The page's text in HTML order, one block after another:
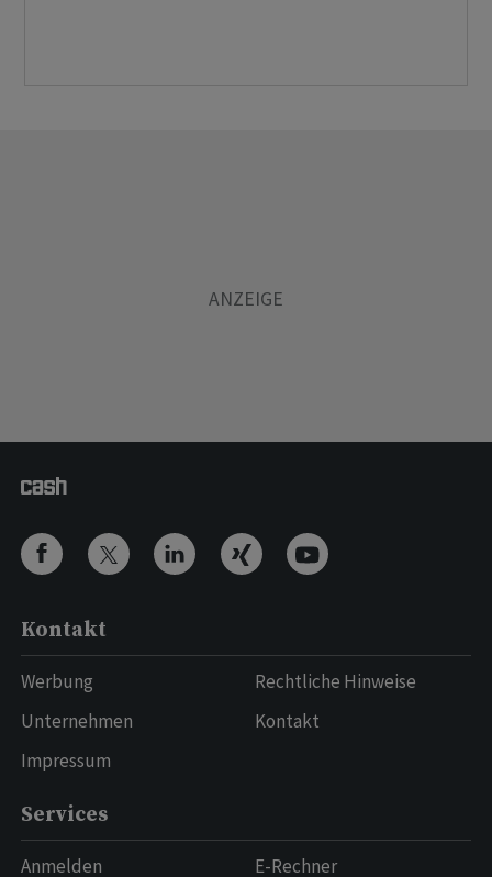
Kontakt
Werbung
Unternehmen
Impressum
Rechtliche Hinweise
Kontakt
Services
Anmelden
E-Rechner